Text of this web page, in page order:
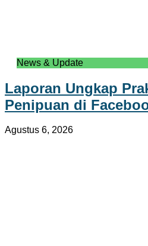
News & Update
Laporan Ungkap
Penipuan di
Agustus 6, 2026